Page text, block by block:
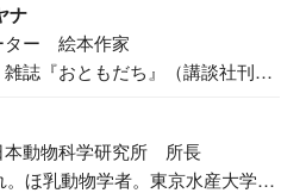
ナ
ター 絵本作家
誌『おともだち』（講談社刊）
動物科学研究所 所長
。ほ乳動物学者。東京水産大学卒